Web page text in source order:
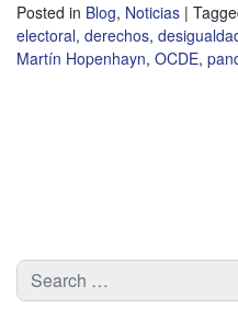
Posted in Blog, Noticias |
electoral, derechos,
Martín Hopenhayn, OCDE,